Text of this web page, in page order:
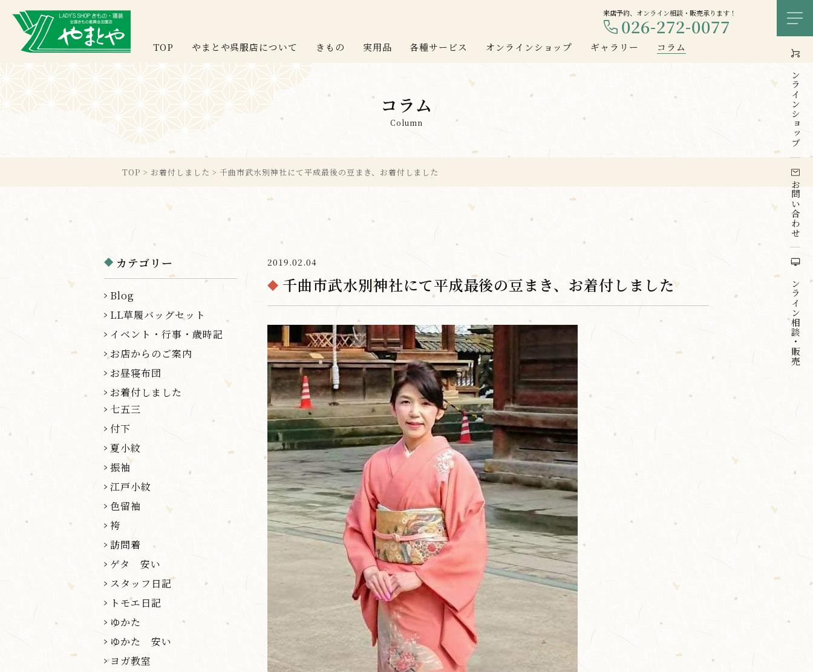
来店予約、オンライン相談・販売承ります！
026-272-0077
TOP やまとや呉服店について きもの 実用品 各種サービス オンラインショップ ギャラリー コラム
メ
オンライン
ショップ
お問い合わせ
オンライン
相談・販売
コラム
Column
TOP > お着付しました >千曲市武水別神社にて平成最後の豆まき、お着付しました
2019.02.04
千曲市武水別神社にて平成最後の豆まき、お着付しました
カテゴリー
Blog
LL草履バッグセット
イベント・行事・歳時記
お店からのご案内
お昼寝布団
お着付しました
七五三
付下
夏小紋
振袖
江戸小紋
色留袖
袴
訪問着
ゲタ 安い
スタッフ日記
トモエ日記
ゆかた
ゆかた 安い
ヨガ教室